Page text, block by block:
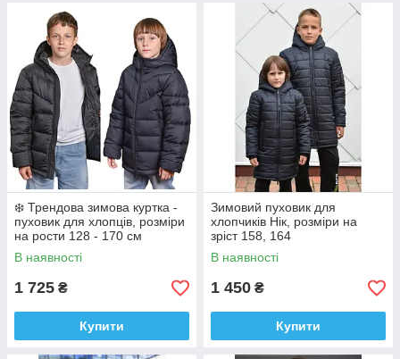
❄️ Трендова зимова куртка -
пуховик для хлопців, розміри
на рости 128 - 170 см
В наявності
1 725 ₴
Купити
Зимовий пуховик для
хлопчиків Нік, розміри на
зріст 158, 164
В наявності
1 450 ₴
Купити